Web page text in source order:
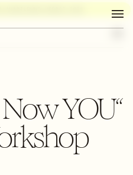
AUSBILDUNG HERBST 2026
YOU“